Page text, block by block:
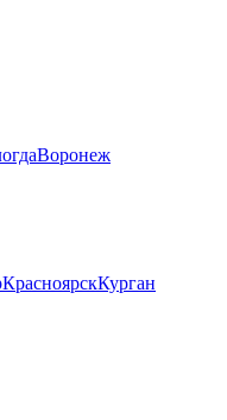
Воронеж
КрасноярскКурган